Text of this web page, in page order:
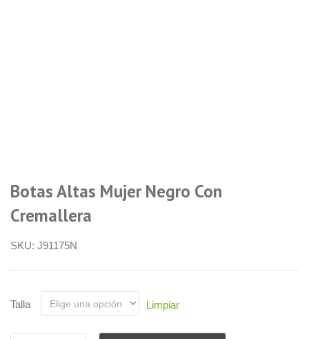
Botas Altas Mujer Negro Con
Cremallera
SKU: J91175N
Talla Limpiar